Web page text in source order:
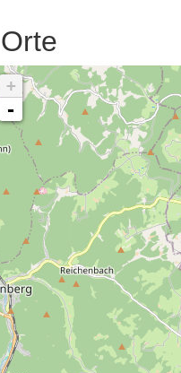
Orte
+
-